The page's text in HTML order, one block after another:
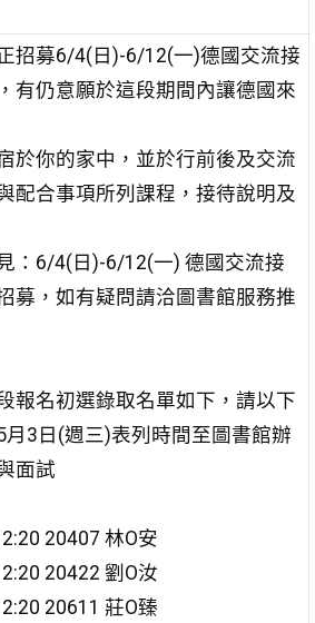
招募6/4(日)-6/12(一)德國交流接
有仍意願於這段期間內讓德國來
於你的家中，並於行前後及交流
配合事項所列課程，接待說明及
：6/4(日)-6/12(一) 德國交流接
募，如有疑問請洽圖書館服務推
報名初選錄取名單如下，請以下
月3日(週三)表列時間至圖書館辦
面試
20407 林O安
20422 劉O汝
20611 莊O臻